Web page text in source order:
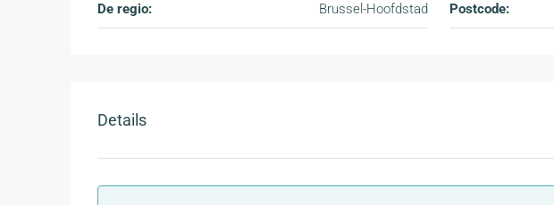
De regio: Brussel-Hoofdstad Postcode:
Details